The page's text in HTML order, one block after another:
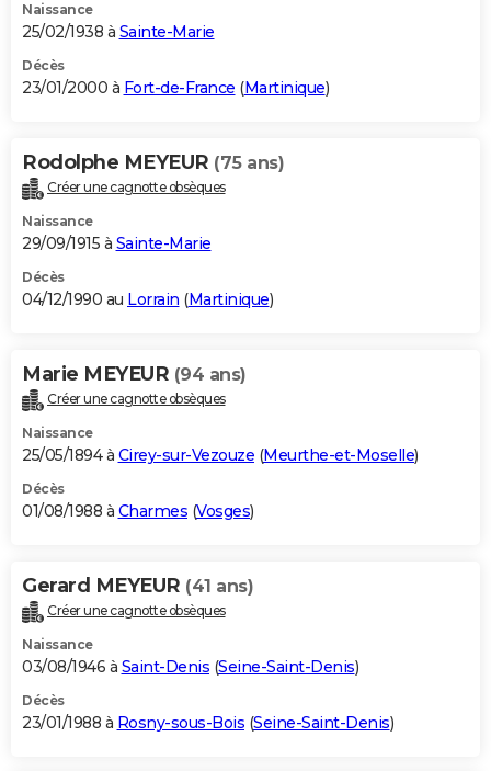
Naissance
25/02/1938 à Sainte-Marie
Décès
23/01/2000 à Fort-de-France (Martinique)
Rodolphe MEYEUR (75 ans)
Créer une cagnotte obsèques
Naissance
29/09/1915 à Sainte-Marie
Décès
04/12/1990 au Lorrain (Martinique)
Marie MEYEUR (94 ans)
Créer une cagnotte obsèques
Naissance
25/05/1894 à Cirey-sur-Vezouze (Meurthe-et-Moselle)
Décès
01/08/1988 à Charmes (Vosges)
Gerard MEYEUR (41 ans)
Créer une cagnotte obsèques
Naissance
03/08/1946 à Saint-Denis (Seine-Saint-Denis)
Décès
23/01/1988 à Rosny-sous-Bois (Seine-Saint-Denis)